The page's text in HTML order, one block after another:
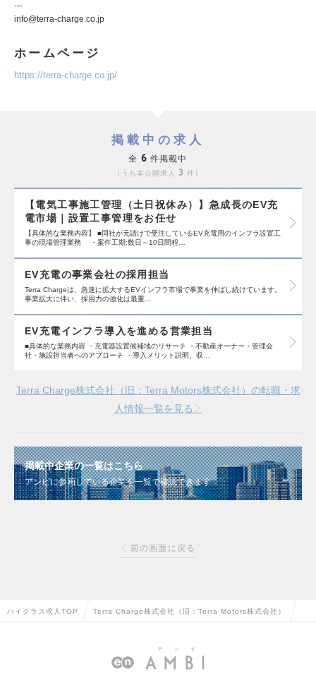
---
info@terra-charge.co.jp
ホームページ
https://terra-charge.co.jp/
掲載中の求人
全 6 件掲載中
うち非公開求人 3 件
【電気工事施工管理（土日祝休み）】急成長のEV充
電市場｜設置工事管理をお任せ
【具体的な業務内容】 ■同社が元請けで受注しているEV充電用のインフラ設置工
事の現場管理業務 ・案件工期:数日～10日間程…
EV充電の事業会社の採用担当
Terra Chargeは、急速に拡大するEVインフラ市場で事業を伸ばし続けています。
事業拡大に伴い、採用力の強化は最重…
EV充電インフラ導入を進める営業担当
■具体的な業務内容 ・充電器設置候補地のリサーチ ・不動産オーナー・管理会
社・施設担当者へのアプローチ ・導入メリット説明、収…
Terra Charge株式会社（旧：Terra Motors株式会社）の転職・求
人情報一覧を見る
掲載中企業の一覧はこちら
アンビに参画している企業を一覧で確認できます
前の画面に戻る
ハイクラス求人TOP Terra Charge株式会社（旧：Terra Motors株式会社）